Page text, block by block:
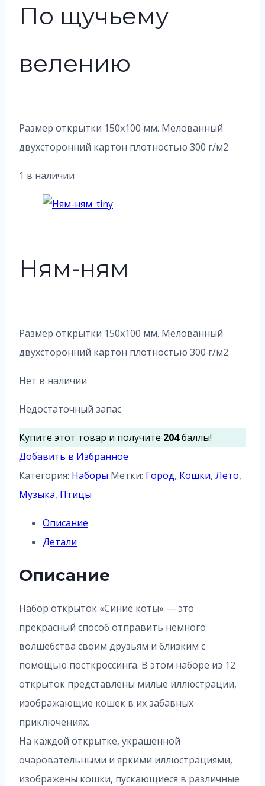
По щучьему
велению
Размер открытки 150х100 мм. Мелованный
двухсторонний картон плотностью 300 г/м2
1 в наличии
Ням-ням
Размер открытки 150х100 мм. Мелованный
двухсторонний картон плотностью 300 г/м2
Нет в наличии
Недостаточный запас
Купите этот товар и получите 204баллы!
Добавить в Избранное
Категория: Наборы Метки: Город, Кошки, Лето,
Музыка, Птицы
Описание
Детали
Описание
Набор открыток «Синие коты» — это
прекрасный способ отправить немного
волшебства своим друзьям и близким с
помощью посткроссинга. В этом наборе из 12
открыток представлены милые иллюстрации,
изображающие кошек в их забавных
приключениях.
На каждой открытке, украшенной
очаровательными и яркими иллюстрациями,
изображены кошки, пускающиеся в различные